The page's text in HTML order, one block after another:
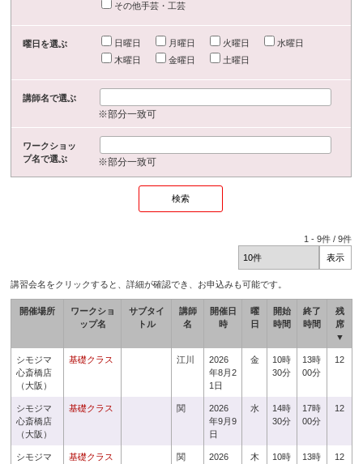
その他手芸・工芸
曜日を選ぶ 日曜日 月曜日 火曜日
水曜日
木曜日
金曜日 土曜日
講師名で選ぶ
※部分一致可
ワークショッ
プ名で選ぶ
※部分一致可
1 -9件 /9件
講習会名をクリックすると、詳細が確認でき、お申込みも可能です。
開催場所
ワークショ
ップ名
サブタイ
トル
講師
名
開催日
時
曜
日
開始
時間
終了
時間
残
席
▼
シモジマ
心斎橋店
（大阪）
基礎クラス 江川
2026
年8月2
1日
金
10時
30分
13時
00分
12
シモジマ
心斎橋店
（大阪）
基礎クラス 関
2026
年9月9
日
水
14時
30分
17時
00分
12
シモジマ
基礎クラス 関
2026
木
10時
13時
12